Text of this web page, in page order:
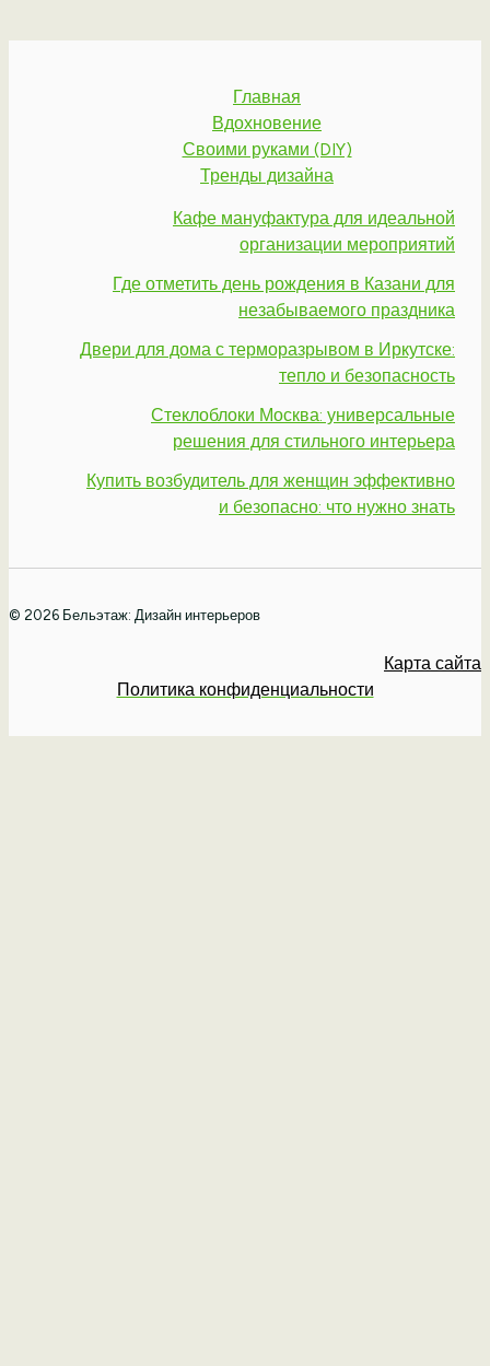
Главная
Вдохновение
Своими руками (DIY)
Тренды дизайна
Кафе мануфактура для идеальной
организации мероприятий
Где отметить день рождения в Казани для
незабываемого праздника
Двери для дома с терморазрывом в Иркутске:
тепло и безопасность
Стеклоблоки Москва: универсальные
решения для стильного интерьера
Купить возбудитель для женщин эффективно
и безопасно: что нужно знать
© 2026 Бельэтаж: Дизайн интерьеров
Карта сайта
Политика конфиденциальности